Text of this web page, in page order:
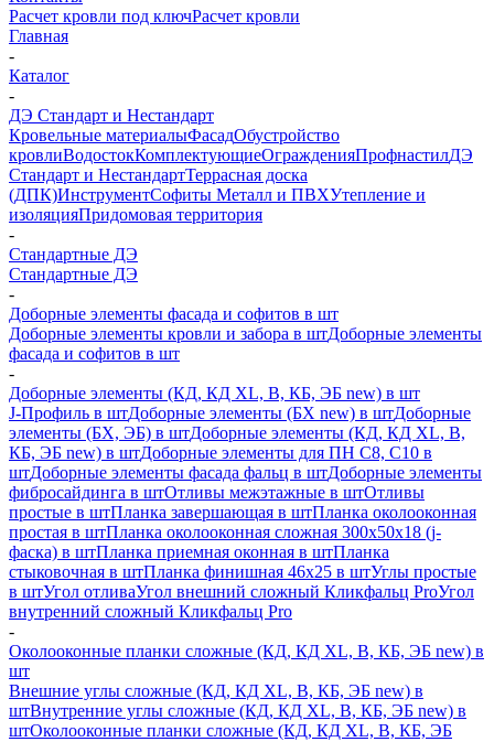
Расчет кровли под ключРасчет кровли
Главная
-
Каталог
-
ДЭ Стандарт и Нестандарт
Кровельные материалыФасадОбустройство
кровлиВодостокКомплектующиеОгражденияПрофнастилДЭ
Стандарт и НестандартТеррасная доска
(ДПК)ИнструментСофиты Металл и ПВХУтепление и
изоляцияПридомовая территория
-
Стандартные ДЭ
Стандартные ДЭ
-
Доборные элементы фасада и софитов в шт
Доборные элементы кровли и забора в штДоборные элементы
фасада и софитов в шт
-
Доборные элементы (КД, КД XL, В, КБ, ЭБ new) в шт
J-Профиль в штДоборные элементы (БХ new) в штДоборные
элементы (БХ, ЭБ) в штДоборные элементы (КД, КД XL, В,
КБ, ЭБ new) в штДоборные элементы для ПН С8, С10 в
штДоборные элементы фасада фальц в штДоборные элементы
фибросайдинга в штОтливы межэтажные в штОтливы
простые в штПланка завершающая в штПланка околооконная
простая в штПланка околооконная сложная 300х50х18 (j-
фаска) в штПланка приемная оконная в штПланка
стыковочная в штПланка финишная 46х25 в штУглы простые
в штУгол отливаУгол внешний сложный Кликфальц ProУгол
внутренний сложный Кликфальц Pro
-
Околооконные планки сложные (КД, КД XL, В, КБ, ЭБ new) в
шт
Внешние углы сложные (КД, КД XL, В, КБ, ЭБ new) в
штВнутренние углы сложные (КД, КД XL, В, КБ, ЭБ new) в
штОколооконные планки сложные (КД, КД XL, В, КБ, ЭБ